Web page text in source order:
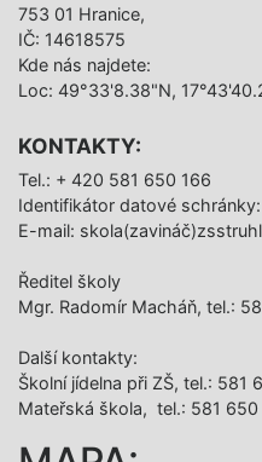
753 01 Hranice,
IČ: 14618575
Kde nás najdete:
Loc: 49°33'8.38"N,
KONTAKTY:
Tel.: + 420 581 650 166
Identifikátor datové
E-mail:
Ředitel školy
Mgr. Radomír Macháň, tel.:
Další­ kontakty:
Školní jídelna při ZŠ, tel.: 581
Mateřská škola, tel.: 581 650